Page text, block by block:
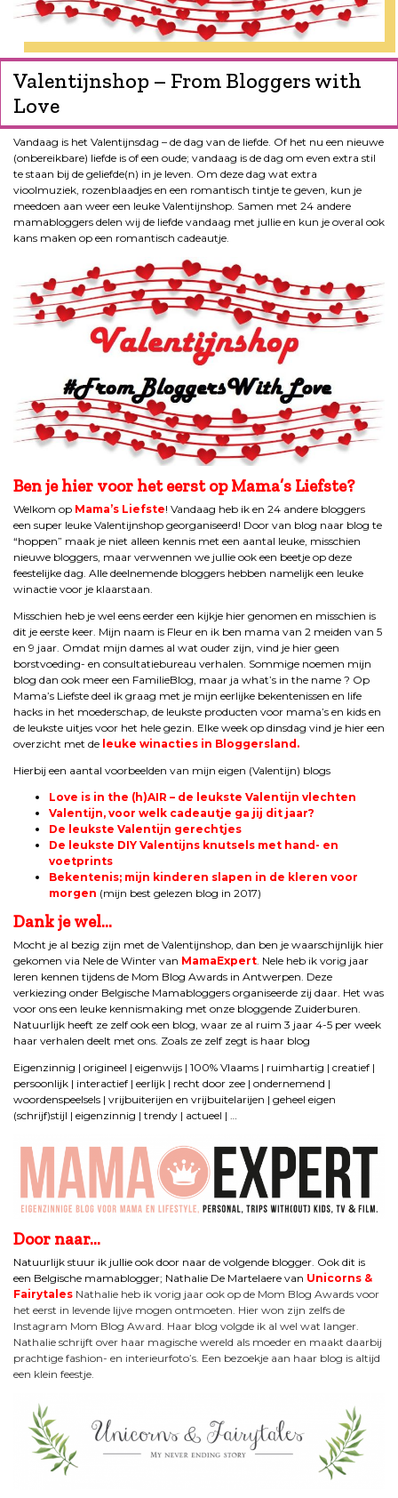
Valentijnshop – From Bloggers with
Love
Vandaag is het Valentijnsdag – de dag van de liefde. Of het nu een nieuwe
(onbereikbare) liefde is of een oude; vandaag is de dag om even extra stil
te staan bij de geliefde(n) in je leven. Om deze dag wat extra
vioolmuziek, rozenblaadjes en een romantisch tintje te geven, kun je
meedoen aan weer een leuke Valentijnshop. Samen met 24 andere
mamabloggers delen wij de liefde vandaag met jullie en kun je overal ook
kans maken op een romantisch cadeautje.
Ben je hier voor het eerst op Mama’s Liefste?
Welkom op Mama’s Liefste! Vandaag heb ik en 24 andere bloggers
een super leuke Valentijnshop georganiseerd! Door van blog naar blog te
“hoppen” maak je niet alleen kennis met een aantal leuke, misschien
nieuwe bloggers, maar verwennen we jullie ook een beetje op deze
feestelijke dag. Alle deelnemende bloggers hebben namelijk een leuke
winactie voor je klaarstaan.
Misschien heb je wel eens eerder een kijkje hier genomen en misschien is
dit je eerste keer. Mijn naam is Fleur en ik ben mama van 2 meiden van 5
en 9 jaar. Omdat mijn dames al wat ouder zijn, vind je hier geen
borstvoeding- en consultatiebureau verhalen. Sommige noemen mijn
blog dan ook meer een FamilieBlog, maar ja what’s in the name ? Op
Mama’s Liefste deel ik graag met je mijn eerlijke bekentenissen en life
hacks in het moederschap, de leukste producten voor mama’s en kids en
de leukste uitjes voor het hele gezin. Elke week op dinsdag vind je hier een
overzicht met de leuke winacties in Bloggersland .
Hierbij een aantal voorbeelden van mijn eigen (Valentijn) blogs
Love is in the (h)AIR – de leukste Valentijn vlechten
Valentijn, voor welk cadeautje ga jij dit jaar?
De leukste Valentijn gerechtjes
De leukste DIY Valentijns knutsels met hand- en
voetprints
Bekentenis; mijn kinderen slapen in de kleren voor
morgen (mijn best gelezen blog in 2017)
Dank je wel…
Mocht je al bezig zijn met de Valentijnshop, dan ben je waarschijnlijk hier
gekomen via Nele de Winter van MamaExpert. Nele heb ik vorig jaar
leren kennen tijdens de Mom Blog Awards in Antwerpen. Deze
verkiezing onder Belgische Mamabloggers organiseerde zij daar. Het was
voor ons een leuke kennismaking met onze bloggende Zuiderburen.
Natuurlijk heeft ze zelf ook een blog, waar ze al ruim 3 jaar 4-5 per week
haar verhalen deelt met ons. Zoals ze zelf zegt is haar blog
Eigenzinnig | origineel | eigenwijs | 100% Vlaams | ruimhartig | creatief |
persoonlijk | interactief | eerlijk | recht door zee | ondernemend |
woordenspeelsels | vrijbuiterijen en vrijbuitelarijen | geheel eigen
(schrijf)stijl | eigenzinnig | trendy | actueel | …
Door naar…
Natuurlijk stuur ik jullie ook door naar de volgende blogger. Ook dit is
een Belgische mamablogger; Nathalie De Martelaere van Unicorns &
Fairytales Nathalie heb ik vorig jaar ook op de Mom Blog Awards voor
het eerst in levende lijve mogen ontmoeten. Hier won zijn zelfs de
Instagram Mom Blog Award. Haar blog volgde ik al wel wat langer.
Nathalie schrijft over haar magische wereld als moeder en maakt daarbij
prachtige fashion- en interieurfoto’s. Een bezoekje aan haar blog is altijd
een klein feestje.